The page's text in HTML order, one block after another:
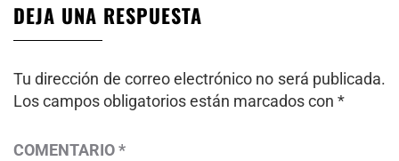
DEJA UNA RESPUESTA
Tu dirección de correo electrónico no será publicada.
Los campos obligatorios están marcados con *
COMENTARIO*